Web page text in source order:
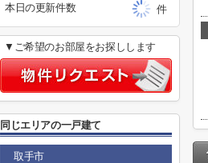
本日の更新件数
件
▼ご希望のお部屋をお探しします
同じエリアの一戸建て
取手市